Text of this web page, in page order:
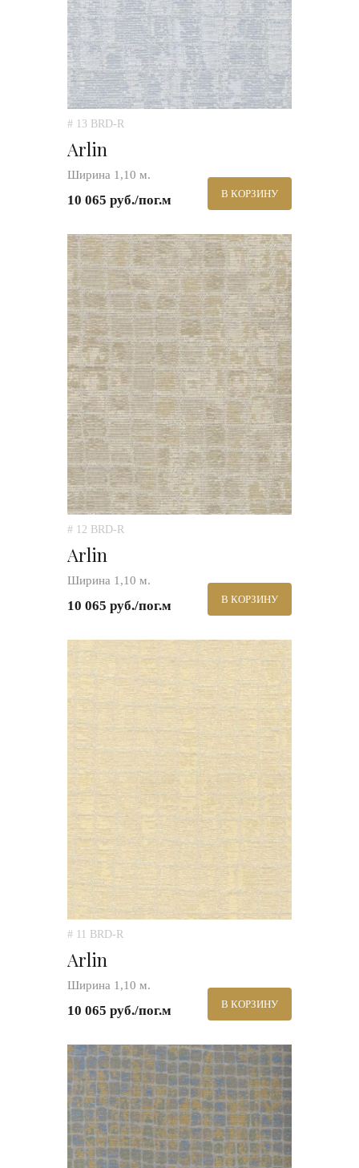
# 13 BRD-R
Arlin
Ширина 1,10 м.
10 065 руб./пог.м В КОРЗИНУ
# 12 BRD-R
Arlin
Ширина 1,10 м.
10 065 руб./пог.м В КОРЗИНУ
# 11 BRD-R
Arlin
Ширина 1,10 м.
10 065 руб./пог.м В КОРЗИНУ